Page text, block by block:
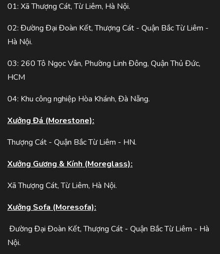
01: Xã Thượng Cát, Từ Liêm, Hà Nội.
02: Đường Đại Đoàn Kết, Thượng Cát - Quận Bắc Từ Liêm -
Hà Nội.
03: 260 Tô Ngọc Vân, Phường Linh Đông, Quận Thủ Đức,
HCM
04: Khu công nghiệp Hòa Khánh, Đà Nẵng.
Xưởng Đá (Morestone):
Thượng Cát - Quận Bắc Từ Liêm - HN.
Xưởng Gương & Kính (Moreglass):
Xã Thượng Cát, Từ Liêm, Hà Nội.
Xưởng Sofa (Moresofa):
Đường Đại Đoàn Kết, Thượng Cát - Quận Bắc Từ Liêm - Hà
Nội.